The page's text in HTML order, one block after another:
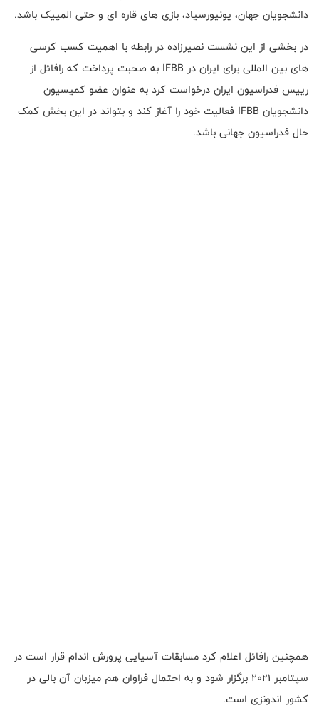
دانشجویان جهان، یونیورسیاد، بازی های قاره ای و حتی المپیک باشد.
در بخشی از این نشست نصیرزاده در رابطه با اهمیت کسب کرسی
های بین المللی برای ایران در IFBB به صحبت پرداخت که رافائل از
رییس فدراسیون ایران درخواست کرد به عنوان عضو کمیسیون
دانشجویان IFBB فعالیت خود را آغاز کند و بتواند در این بخش کمک
حال فدراسیون جهانی باشد.
همچنین رافائل اعلام کرد مسابقات آسیایی پرورش اندام قرار است در
سپتامبر 2021 برگزار شود و به احتمال فراوان هم میزبان آن بالی در
کشور اندونزی است.